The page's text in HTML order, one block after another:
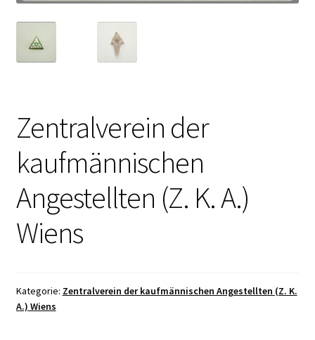
Zentralverein der
kaufmännischen
Angestellten (Z. K. A.)
Wiens
Kategorie: Zentralverein der kaufmännischen Angestellten (Z. K.
A.) Wiens